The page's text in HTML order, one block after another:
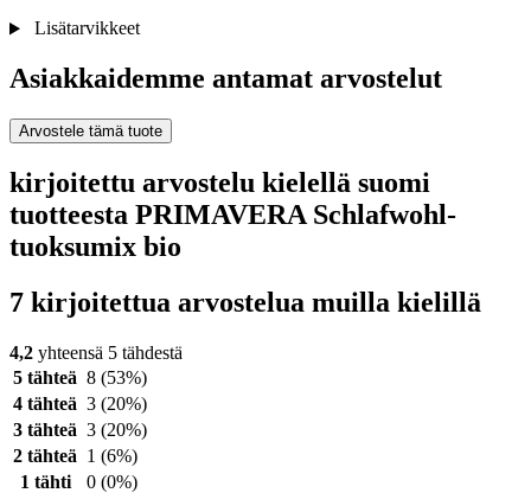
Lisätarvikkeet
Asiakkaidemme antamat arvostelut
Arvostele tämä tuote
kirjoitettu arvostelu kielellä suomi
tuotteesta PRIMAVERA Schlafwohl-
tuoksumix bio
7 kirjoitettua arvostelua muilla kielillä
4,2 yhteensä 5 tähdestä
5 tähteä 8 (53%)
4 tähteä 3 (20%)
3 tähteä 3 (20%)
2 tähteä 1 (6%)
1 tähti
0 (0%)